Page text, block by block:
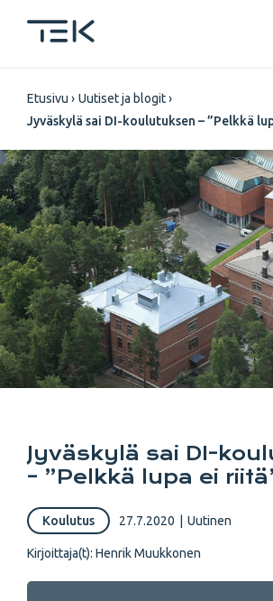
pääsisältöön
Murupolku
Etusivu
Uutiset ja blogit
Jyväskylä sai DI-koulutuksen – ”Pelkkä
Jyväskylä sai DI-
– ”Pelkkä lupa ei
Koulutus 27.7.2020 Uutinen
Kirjoittaja(t): Henrik Muukkonen